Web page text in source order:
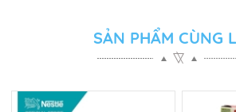
SẢN PHẨM CÙNG